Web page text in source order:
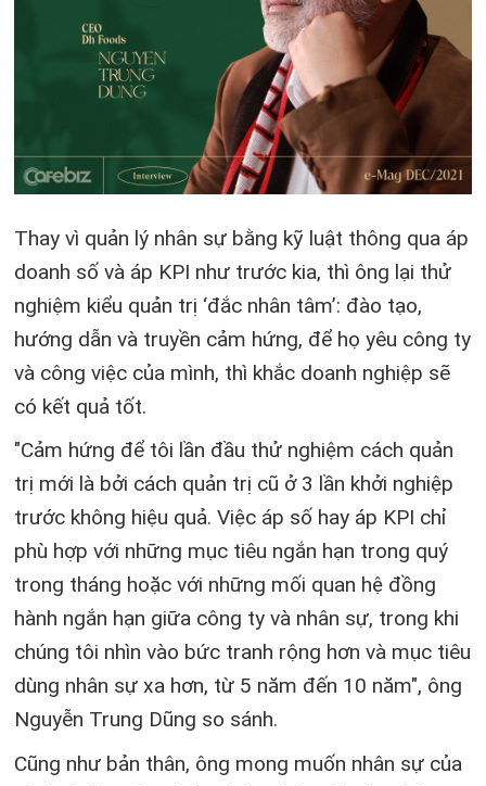
Thay vì quản lý nhân sự bằng kỹ luật thông qua áp
doanh số và áp KPI như trước kia, thì ông lại thử
nghiệm kiểu quản trị ‘đắc nhân tâm’: đào tạo,
hướng dẫn và truyền cảm hứng, để họ yêu công ty
và công việc của mình, thì khắc doanh nghiệp sẽ
có kết quả tốt.
"Cảm hứng để tôi lần đầu thử nghiệm cách quản
trị mới là bởi cách quản trị cũ ở 3 lần khởi nghiệp
trước không hiệu quả. Việc áp số hay áp KPI chỉ
phù hợp với những mục tiêu ngắn hạn trong quý
trong tháng hoặc với những mối quan hệ đồng
hành ngắn hạn giữa công ty và nhân sự, trong khi
chúng tôi nhìn vào bức tranh rộng hơn và mục tiêu
dùng nhân sự xa hơn, từ 5 năm đến 10 năm", ông
Nguyễn Trung Dũng so sánh.
Cũng như bản thân, ông mong muốn nhân sự của